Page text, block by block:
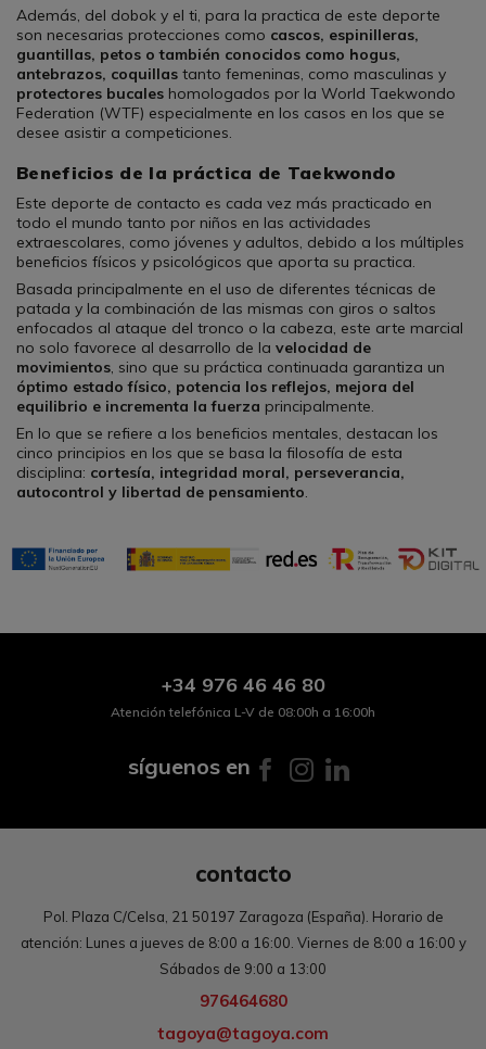
Además, del dobok y el ti, para la practica de este deporte
son necesarias protecciones como cascos, espinilleras,
guantillas, petos o también conocidos como hogus,
antebrazos, coquillas tanto femeninas, como masculinas y
protectores bucales homologados por la World Taekwondo
Federation (WTF) especialmente en los casos en los que se
desee asistir a competiciones.
Beneficios de la práctica de Taekwondo
Este deporte de contacto es cada vez más practicado en
todo el mundo tanto por niños en las actividades
extraescolares, como jóvenes y adultos, debido a los múltiples
beneficios físicos y psicológicos que aporta su practica.
Basada principalmente en el uso de diferentes técnicas de
patada y la combinación de las mismas con giros o saltos
enfocados al ataque del tronco o la cabeza, este arte marcial
no solo favorece al desarrollo de la velocidad de
movimientos, sino que su práctica continuada garantiza un
óptimo estado físico, potencia los reflejos, mejora del
equilibrio e incrementa la fuerza principalmente.
En lo que se refiere a los beneficios mentales, destacan los
cinco principios en los que se basa la filosofía de esta
disciplina: cortesía, integridad moral, perseverancia,
autocontrol y libertad de pensamiento.
+34 976 46 46 80
Atención telefónica L-V de 08:00h a 16:00h
síguenos en
contacto
Pol. Plaza C/Celsa, 21 50197 Zaragoza (España). Horario de
atención: Lunes a jueves de 8:00 a 16:00. Viernes de 8:00 a 16:00 y
Sábados de 9:00 a 13:00
976464680
tagoya@tagoya.com